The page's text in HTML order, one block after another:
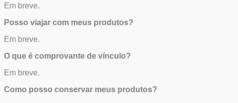
Em breve.
Posso viajar com meus produtos?
Em breve.
O que é comprovante de vínculo?
Em breve.
Como posso conservar meus produtos?